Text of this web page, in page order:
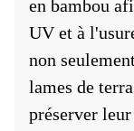
en bambou
UV et à
non
lames de
préserver